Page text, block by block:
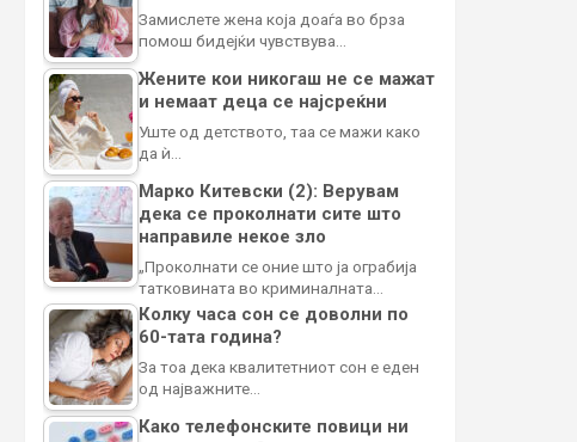
Замислете жена која доаѓа во брза
помош бидејќи чувствува…
Жените кои никогаш не се мажат
и немаат деца се најсреќни
Уште од детството, таа се мажи како
да ѝ…
Марко Китевски (2): Верувам
дека се проколнати сите што
направиле некое зло
„Проколнати се оние што ја ограбија
татковината во криминалната…
Колку часа сон се доволни по
60-тата година?
За тоа дека квалитетниот сон е еден
од најважните…
Како телефонските повици ни